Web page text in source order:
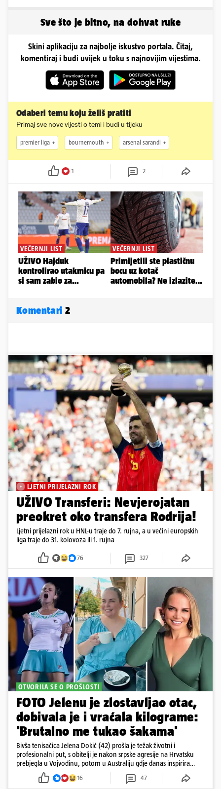
Sve što je bitno, na dohvat ruke
Skini aplikaciju za najbolje iskustvo portala. Čitaj,
komentiraj i budi uvijek u toku s najnovijim vijestima.
Odaberi temu koju želiš pratiti
Primaj sve nove vijesti o temi i budi u tijeku
premier liga bournemouth arsenal sarandi
1 2
Komentari 2
LJETNI PRIJELAZNI ROK
UŽIVO Transferi: Nevjerojatan
preokret oko transfera Rodrija!
Ljetni prijelazni rok u HNL-u traje do 7. rujna, a u većini europskih
liga traje do 31. kolovoza ili 1. rujna
76 327
OTVORILA SE O PROŠLOSTI
FOTO Jelenu je zlostavljao otac,
dobivala je i vraćala kilograme:
'Brutalno me tukao šakama'
Bivša tenisačica Jelena Dokić (42) prošla je težak životni i
profesionalni put, s obitelji je nakon srpske agresije na Hrvatsku
prebjegla u Vojvodinu, potom u Australiju gdje danas inspirira
16 47